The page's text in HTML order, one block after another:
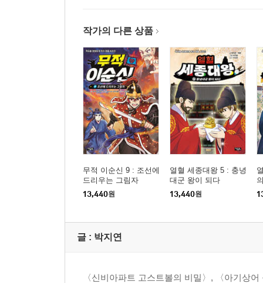
작가의 다른 상품
무적 이순신 9 : 조선에
드리우는 그림자
13,440원
열혈 세종대왕 5 : 충녕
대군 왕이 되다
13,440원
글 : 박지연
〈신비아파트 고스트볼의 비밀〉, 〈아기상